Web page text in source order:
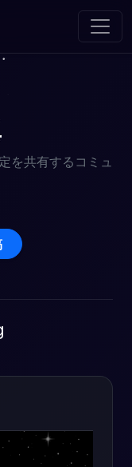
を共有するコミュ